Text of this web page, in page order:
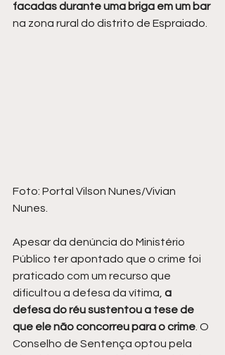
facadas durante uma briga em um bar
na zona rural do distrito de Espraiado.
Foto: Portal Vilson Nunes/Vivian
Nunes.
Apesar da denúncia do Ministério
Público ter apontado que o crime foi
praticado com um recurso que
dificultou a defesa da vítima, a
defesa do réu sustentou a tese de
que ele não concorreu para o crime . O
Conselho de Sentença optou pela